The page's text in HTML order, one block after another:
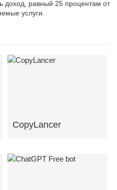
доход, равный 25 процентам от
услуги.
CopyLancer